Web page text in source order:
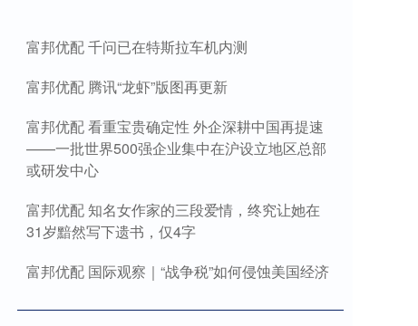
富邦优配 千问已在特斯拉车机内测
富邦优配 腾讯“龙虾”版图再更新
富邦优配 看重宝贵确定性 外企深耕中国再提速
——一批世界500强企业集中在沪设立地区总部
或研发中心
富邦优配 知名女作家的三段爱情，终究让她在
31岁黯然写下遗书，仅4字
富邦优配 国际观察｜“战争税”如何侵蚀美国经济